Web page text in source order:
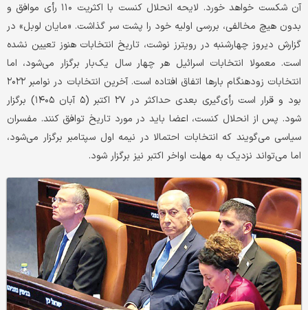
آن شکست خواهد خورد. لایحه انحلال کنست با اکثریت ۱۱۰ رأی موافق و
بدون هیچ مخالفی، بررسی اولیه خود را پشت سر گذاشت. «مایان لوبل» در
گزارش دیروز چهارشنبه در رویترز نوشت، تاریخ انتخابات هنوز تعیین نشده
است. معمولا انتخابات اسرائیل هر چهار سال یک‌بار برگزار می‌شود، اما
انتخابات زودهنگام بارها اتفاق افتاده است. آخرین انتخابات در نوامبر ۲۰۲۲
بود و قرار است رأی‌گیری بعدی حداکثر در ۲۷ اکتبر (۵ آبان ۱۴۰۵) برگزار
شود. پس از انحلال کنست، اعضا باید در مورد تاریخ توافق کنند. مفسران
سیاسی می‌گویند که انتخابات احتمالا در نیمه اول سپتامبر برگزار می‌شود،
اما می‌تواند نزدیک به مهلت اواخر اکتبر نیز برگزار شود.